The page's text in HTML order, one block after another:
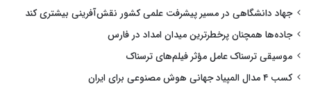
جهاد دانشگاهی در مسیر پیشرفت علمی کشور نقش‌آفرینی بیشتری کند
جاده‌ها همچنان پرخطرترین میدان امداد در فارس
موسیقی ترسناک عامل مؤثر فیلم‌های ترسناک
کسب ۴ مدال المپیاد جهانی هوش مصنوعی برای ایران